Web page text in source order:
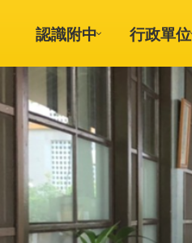
認識附中 行政單位